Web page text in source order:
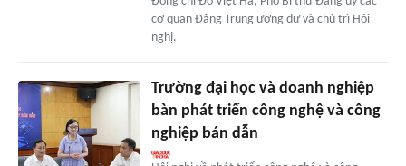
cơ quan Đảng Trung ương dự và chủ trì Hội
nghị.
Trường đại học và doanh nghiệp
bàn phát triển công nghệ và công
nghiệp bán dẫn